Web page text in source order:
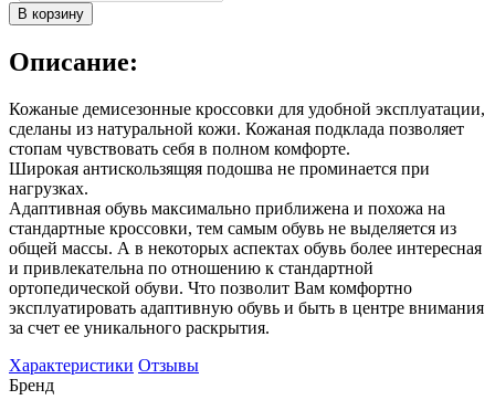
В корзину
Описание:
Кожаные демисезонные кроссовки для удобной эксплуатации,
сделаны из натуральной кожи. Кожаная подклада позволяет
стопам чувствовать себя в полном комфорте.
Широкая антискользящяя подошва не проминается при
нагрузках.
Адаптивная обувь максимально приближена и похожа на
стандартные кроссовки, тем самым обувь не выделяется из
общей массы. А в некоторых аспектах обувь более интересная
и привлекательна по отношению к стандартной
ортопедической обуви. Что позволит Вам комфортно
эксплуатировать адаптивную обувь и быть в центре внимания
за счет ее уникального раскрытия.
Характеристики Отзывы
Бренд